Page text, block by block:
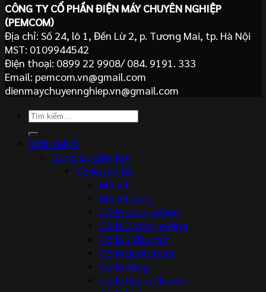
CÔNG TY CỔ PHẦN ĐIỆN MÁY CHUYÊN NGHIỆP
(PEMCOM)
Địa chỉ: Số 24, lô 1, Đền Lừ 2, p. Tương Mai, tp. Hà Nội
MST: 0109944542
Điện thoại: 0899 22 9908/ 084. 9191. 333
Email: pemcom.vn@gmail.com
dienmaychuyennghiep.vn@gmail.com
Tìm
DANH MỤC
Dụng cụ cầm tay
Cờ lê, mỏ lết
Mỏ lết
Mỏ lết răng
Cờ lê vòng miệng
Cờ lê 2 vòng miệng
Cờ lê 2 đầu mở
Cờ lê đuôi chuột
Cờ lê đóng
Cờ lê đai, cờ lê xích